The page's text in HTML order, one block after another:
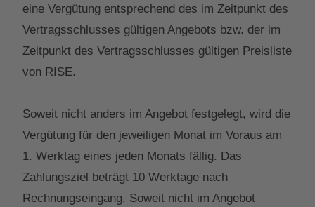
eine Vergütung entsprechend des im Zeitpunkt des
Vertragsschlusses gültigen Angebots bzw. der im
Zeitpunkt des Vertragsschlusses gültigen Preisliste
von RISE.
Soweit nicht anders im Angebot festgelegt, wird die
Vergütung für den jeweiligen Monat im Voraus am
1. Werktag eines jeden Monats fällig. Das
Zahlungsziel beträgt 10 Werktage nach
Rechnungseingang. Soweit nicht im Angebot